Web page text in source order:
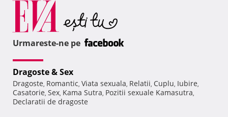
Urmareste-ne pe
Dragoste & Sex
Dragoste, Romantic, Viata sexuala, Relatii, Cuplu, Iubire,
Casatorie, Sex, Kama Sutra, Pozitii sexuale Kamasutra,
Declaratii de dragoste